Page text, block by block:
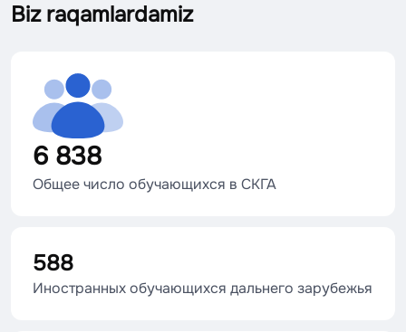
Biz raqamlardamiz
6 838
Общее число обучающихся в СКГА
588
Иностранных обучающихся дальнего зарубежья